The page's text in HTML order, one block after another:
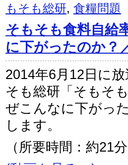
もそも総研, 食糧問題
そもそも食料自給
に下がったのか？
2014年6月12日に
そも総研「そもそ
ぜこんなに下がっ
します。
（所要時間：約21